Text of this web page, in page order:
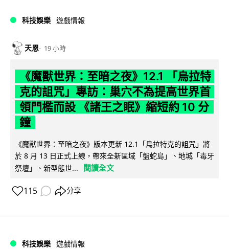
科技娛樂 遊戲情報
天恩 19 小時
《魔獸世界：至暗之夜》12.1 「烏拉特
克的詛咒」專訪：巢穴不為提高世界首
領門檻而設 《諸王之眠》縮短約 10 分
鐘
《魔獸世界：至暗之夜》版本更新 12.1「烏拉特克的詛咒」將
於 8 月 13 日正式上線，帶來全新區域「盤蛇島」、地城「毒牙
祭壇」、新型態世...
閱讀全文
115 分享
科技娛樂 遊戲情報